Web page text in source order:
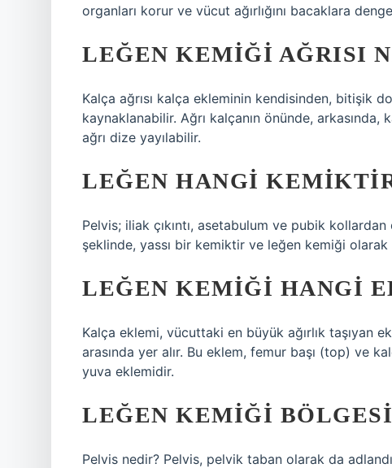
organları korur ve vücut ağırlığını bacaklara
LEĞEN KEMIĞI AĞRISI
Kalça ağrısı kalça ekleminin kendisinden, bitişik
kaynaklanabilir. Ağrı kalçanın önünde, arkasında,
ağrı dize yayılabilir.
LEĞEN HANGI
Pelvis; iliak çıkıntı, asetabulum ve pubik
şeklinde, yassı bir kemiktir ve leğen kemiği olarak
LEĞEN KEMIĞI HANGI
Kalça eklemi, vücuttaki en büyük ağırlık
arasında yer alır. Bu eklem, femur başı (top) ve
yuva eklemidir.
LEĞEN KEMIĞI
Pelvis nedir? Pelvis, pelvik taban olarak da